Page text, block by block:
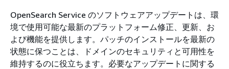
OpenSearch Service のソフトウェアアップデートは、環
境で使用可能な最新のプラットフォーム修正、更新、お
よび機能を提供します。パッチのインストールを最新の
状態に保つことは、ドメインのセキュリティと可用性を
維持するのに役立ちます。必要なアップデートに関する